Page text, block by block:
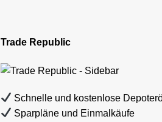
Trade Republic
Schnelle und kostenlose
Sparpläne und Einmalkäufe